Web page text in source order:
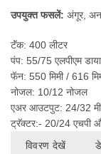
उपयुक्त फसलें: अंगूर,
टॅंक: 400 लीटर
पंप: 55/75 एलपीएम
फॅन: 550 मिमी / 616
नोजल: 10/12 नोजल
एअर आउटपुट: 24/32
ट्रॅक्टर:- 20/24 एचपी
विवरण देखें